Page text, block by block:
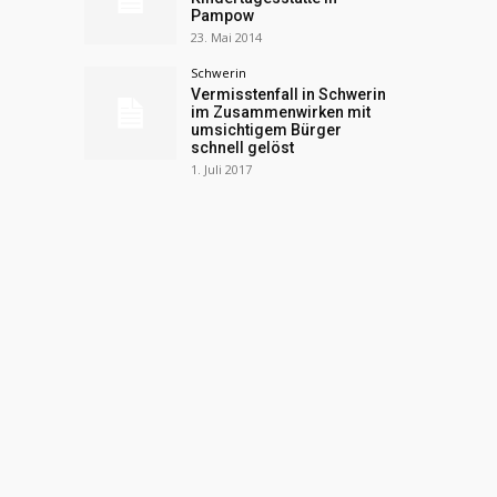
Pampow
23. Mai 2014
Schwerin
Vermisstenfall in Schwerin
im Zusammenwirken mit
umsichtigem Bürger
schnell gelöst
1. Juli 2017